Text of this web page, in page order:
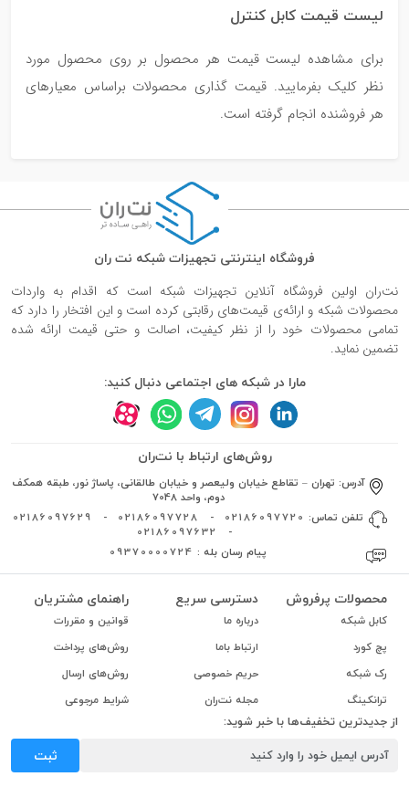
لیست قیمت کابل کنترل
برای مشاهده لیست قیمت هر محصول بر روی محصول مورد
نظر کلیک بفرمایید. قیمت گذاری‌ محصولات براساس معیارهای
هر فروشنده انجام گرفته است.
فروشگاه اینترنتی تجهیزات شبکه نت ران
نت‌ران اولین فروشگاه آنلاین تجهیزات شبکه است که اقدام به واردات
محصولات شبکه و ارائه‌ی قیمت‌های رقابتی کرده است و این افتخار را دارد که
تمامی محصولات خود را از نظر کیفیت، اصالت و حتی قیمت ارائه شده
تضمین نماید.
مارا در شبکه های اجتماعی دنبال کنید:
روش‌های ارتباط با نت‌ران
آدرس: تهران – تقاطع خیابان ولیعصر و خیابان طالقانی، پاساژ نور، طبقه همکف
دوم، واحد 7048
تلفن تماس: 02186097720
-
02186097728
-
02186097629
-
02186097632
پیام رسان بله : 09370000724
محصولات پرفروش
کابل شبکه
پچ کورد
رک شبکه
ترانکینگ
دسترسی سریع
درباره ما
ارتباط باما
حریم خصوصی
مجله نت‌ران
راهنمای مشتریان
قوانین و مقررات
روش‌های پرداخت
روش‌های ارسال
شرایط مرجوعی
از جدیدترین تخفیف‌ها با خبر شوید:
ثبت